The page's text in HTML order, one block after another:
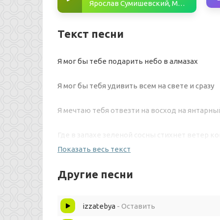
Ярослав Сумишевский, Марк Тишман - Я стану твоим Ангелом
Текст песни
Я мог бы тебе подарить небо в алмазах
Я мог бы тебя удивить всем на свете и сразу
Я мечтаю тебя отвезти на восход на
Где в запахе зеленой сосны стихнет ветер
Показать весь текст
Другие песни
izzatebya - Оставить